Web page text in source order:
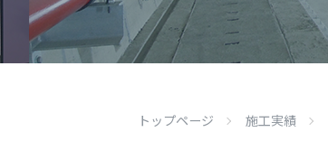
トップページ 施工実績